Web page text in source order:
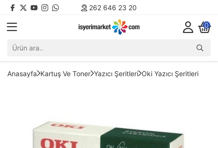
262 646 23 20
0
Anasayfa Kartuş Ve Toner Yazıcı Şeritleri Oki Yazıcı Şeritleri